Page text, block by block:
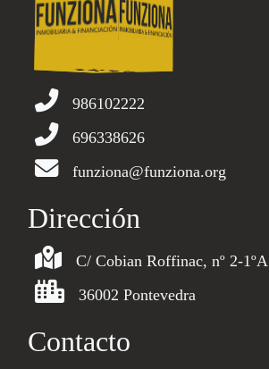
986102222
696338626
funziona@funziona.org
Dirección
C/ Cobian Roffinac, nº 2-1ºA
36002 Pontevedra
Contacto